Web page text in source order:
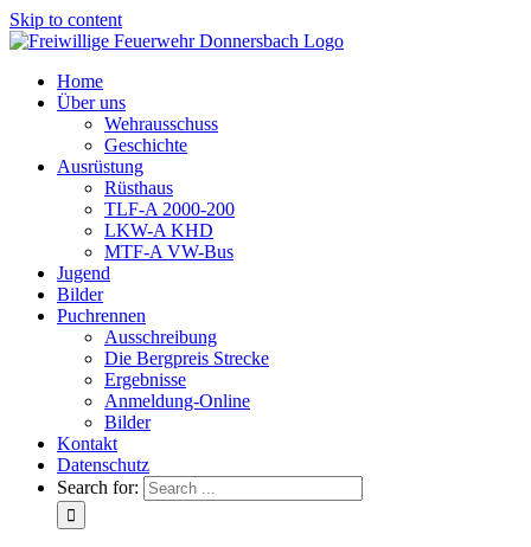
Skip to content
Home
Über uns
Wehrausschuss
Geschichte
Ausrüstung
Rüsthaus
TLF-A 2000-200
LKW-A KHD
MTF-A VW-Bus
Jugend
Bilder
Puchrennen
Ausschreibung
Die Bergpreis Strecke
Ergebnisse
Anmeldung-Online
Bilder
Kontakt
Datenschutz
Search for: